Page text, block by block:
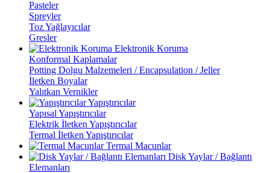
Pasteler
Spreyler
Toz Yağlayıcılar
Gresler
Elektronik Koruma
Konformal Kaplamalar
Potting Dolgu Malzemeleri / Encapsulation / Jeller
İletken Boyalar
Yalıtkan Vernikler
Yapıştırıcılar
Yapısal Yapıştırıcılar
Elektrik İletken Yapıştırıcılar
Termal İletken Yapıştırıcılar
Termal Macunlar
Disk Yaylar / Bağlantı
Elemanları